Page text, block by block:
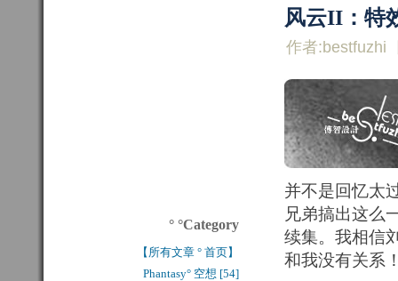
风云II：特
作者:bestfuzhi
并不是回忆太
兄弟搞出这么
续集。我相信
和我没有关系
° °Category
【所有文章 ° 首页】
Phantasy° 空想 [54]